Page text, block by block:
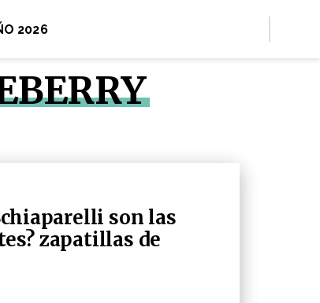
2026
son las
zapatillas de